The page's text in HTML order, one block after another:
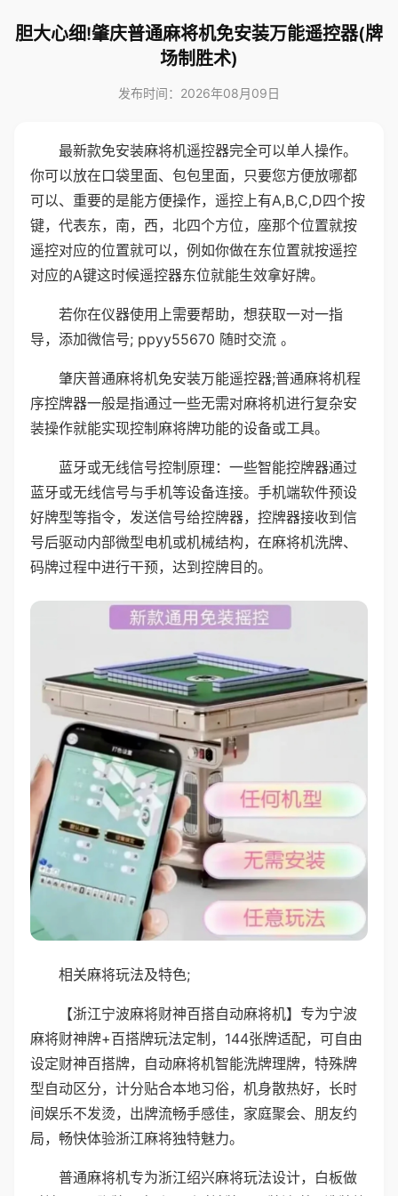
胆大心细!肇庆普通麻将机免安装万能遥控器(牌
场制胜术)
发布时间：2026年08月09日
最新款免安装麻将机遥控器完全可以单人操作。
你可以放在口袋里面、包包里面，只要您方便放哪都
可以、重要的是能方便操作，遥控上有A,B,C,D四个按
键，代表东，南，西，北四个方位，座那个位置就按
遥控对应的位置就可以，例如你做在东位置就按遥控
对应的A键这时候遥控器东位就能生效拿好牌。
若你在仪器使用上需要帮助，想获取一对一指
导，添加微信号; ppyy55670 随时交流 。
肇庆普通麻将机免安装万能遥控器;普通麻将机程
序控牌器一般是指通过一些无需对麻将机进行复杂安
装操作就能实现控制麻将牌功能的设备或工具。
蓝牙或无线信号控制原理：一些智能控牌器通过
蓝牙或无线信号与手机等设备连接。手机端软件预设
好牌型等指令，发送信号给控牌器，控牌器接收到信
号后驱动内部微型电机或机械结构，在麻将机洗牌、
码牌过程中进行干预，达到控牌目的。
相关麻将玩法及特色;
【浙江宁波麻将财神百搭自动麻将机】专为宁波
麻将财神牌+百搭牌玩法定制，144张牌适配，可自由
设定财神百搭牌，自动麻将机智能洗牌理牌，特殊牌
型自动区分，计分贴合本地习俗，机身散热好，长时
间娱乐不发烫，出牌流畅手感佳，家庭聚会、朋友约
局，畅快体验浙江麻将独特魅力。
普通麻将机专为浙江绍兴麻将玩法设计，白板做